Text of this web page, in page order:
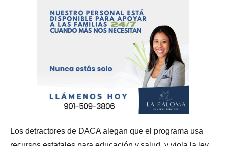
Los detractores de DACA alegan que el programa usa